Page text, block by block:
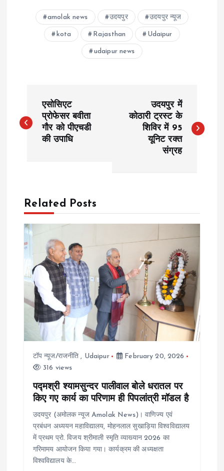
amolak news उदयपुर उदयपुर न्यूज
kota Rajasthan Udaipur
udaipur news
o
n
a
v
g
t
एसोसिएट
प्रोफेसर बवीता
गौर को पीएचडी
की उपाधि
उदयपुर में
कोठारी ट्रस्ट के
शिविर में 95
यूनिट रक्त
संग्रह
Related Posts
टॉप न्यूज/राजनीति , Udaipur
February 20, 2026
316 views
पद्मश्री श्यामसुन्दर पालीवाल बोले धरातल पर
किए गए कार्य का परिणाम ही पिपलांत्री मॉडल है
उदयपुर (अमोलक न्यूज Amolak News)। वाणिज्य एवं
प्रबंधन अध्ययन महाविद्यालय, मोहनलाल सुखाड़िया विश्वविद्यालय
में प्रथम प्रो. विजय श्रीमाली स्मृति व्याख्यान 2026 का
गरिमामय आयोजन किया गया। कार्यक्रम की अध्यक्षता
विश्वविद्यालय के…